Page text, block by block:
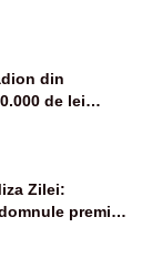
și dă demisia
din
de lei
deșeuri
Zilei:
premier